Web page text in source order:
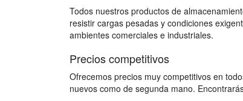
Todos nuestros productos de
resistir cargas pesadas y condiciones
ambientes comerciales e industriales.
Precios competitivos
Ofrecemos precios muy competitivos en
nuevos como de segunda mano.